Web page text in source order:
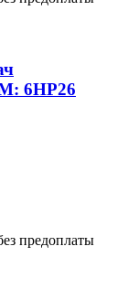
6HP26
предоплаты